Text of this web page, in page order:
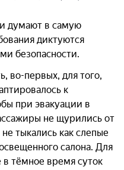
думают в самую
диктуются
безопасности.
во-первых, для того,
к
при эвакуации в
не щурились от
тыкались как слепые
салона. Для
в тёмное время суток